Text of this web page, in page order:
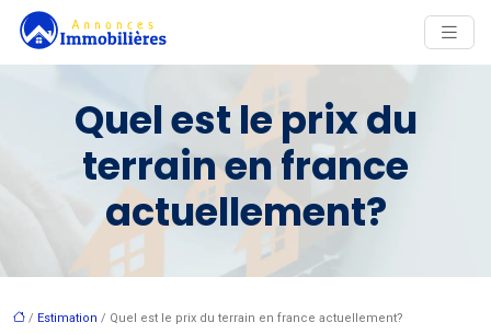
Quel est le prix du
terrain en france
actuellement?
/ Estimation / Quel est le prix du terrain en france actuellement?